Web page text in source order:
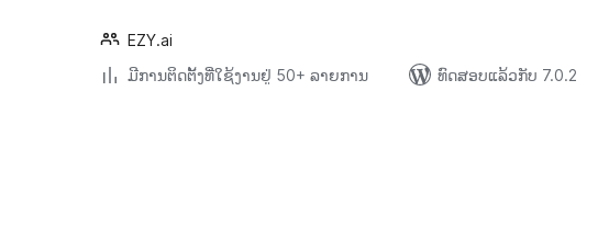
EZY.ai
ມີການຕິດຕັ້ງທີ່ໃຊ້ງານຢູ່ 50+ ລາຍການ
ທົດສອບແລ້ວກັບ 7.0.2